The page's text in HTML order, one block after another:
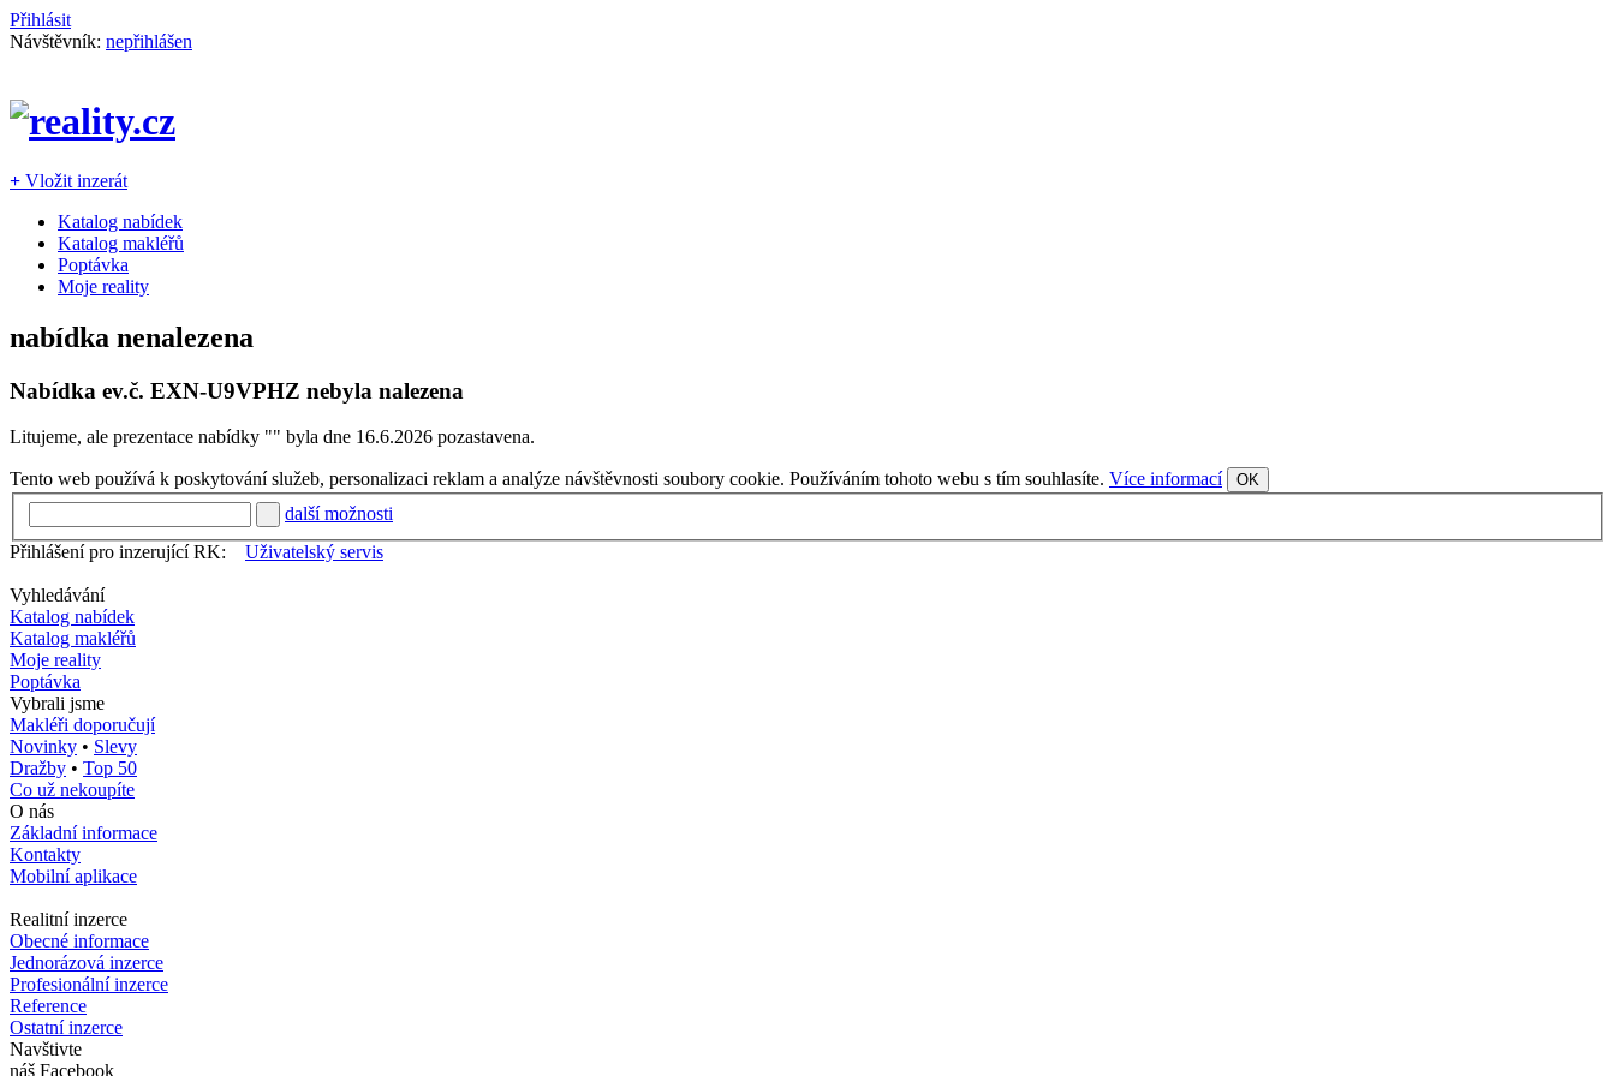
Přihlásit
Návštěvník: nepřihlášen
+ Vložit inzerát
Katalog nabídek
Katalog makléřů
Poptávka
Moje reality
nabídka nenalezena
Nabídka ev.č. EXN-U9VPHZ nebyla nalezena
Litujeme, ale prezentace nabídky "" byla dne 16.6.2026 pozastavena.
Tento web používá k poskytování služeb, personalizaci reklam a analýze návštěvnosti soubory cookie. Používáním tohoto webu s tím souhlasíte. Více informací OK
další možnosti
Přihlášení pro inzerující RK:
Uživatelský servis
Vyhledávání
Katalog nabídek
Katalog makléřů
Moje reality
Poptávka
Vybrali jsme
Makléři doporučují
Novinky • Slevy
Dražby • Top 50
Co už nekoupíte
O nás
Základní informace
Kontakty
Mobilní aplikace
Realitní inzerce
Obecné informace
Jednorázová inzerce
Profesionální inzerce
Reference
Ostatní inzerce
Navštivte
náš Facebook